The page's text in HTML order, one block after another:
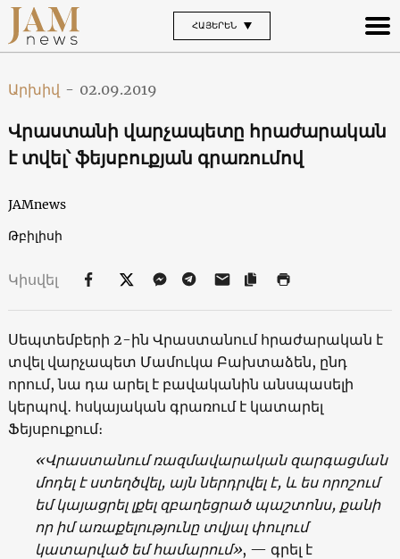
ՀԱՅԵՐԵՆ
Արխիվ - 02.09.2019
Վրաստանի վարչապետը հրաժարական
է տվել՝ ֆեյսբուքյան գրառումով
JAMnews
Թբիլիսի
Կիսվել
Սեպտեմբերի 2-ին Վրաստանում հրաժարական է
տվել վարչապետ Մամուկա Բախտաձեն, ընդ
որում, նա դա արել է բավականին անսպասելի
կերպով․ հսկայական գրառում է կատարել
Ֆեյսբուքում։
«Վրաստանում ռազմավարական զարգացման
մոդել է ստեղծվել, այն ներդրվել է, և ես որոշում
եմ կայացրել լքել զբաղեցրած պաշտոնս, քանի
որ իմ առաքելությունը տվյալ փուլում
կատարված եմ համարում», — գրել է